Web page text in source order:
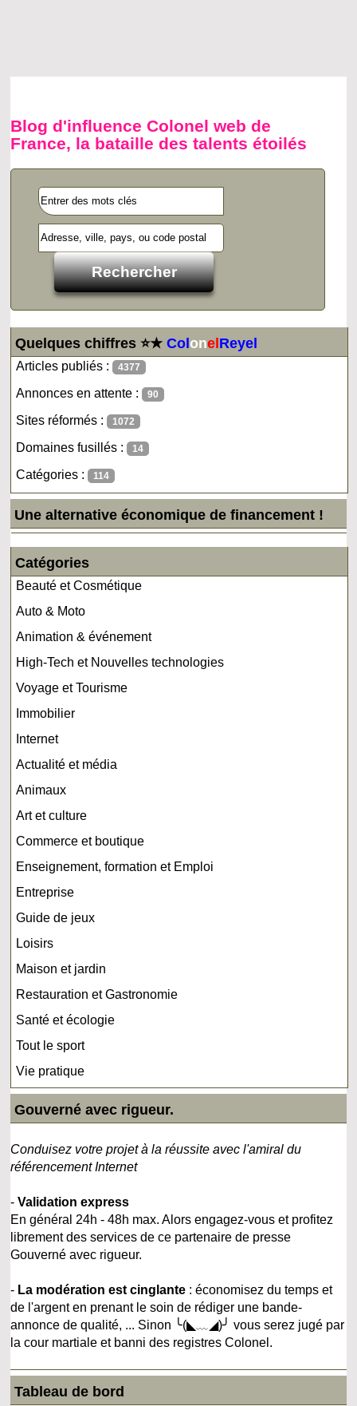
Blog d'influence Colonel web de
France, la bataille des talents étoilés
Quelques chiffres ⭐★ColonelReyel
Articles publiés : 4377
Annonces en attente : 90
Sites réformés : 1072
Domaines fusillés : 14
Catégories : 114
Une alternative économique de financement !
Catégories
Beauté et Cosmétique
Auto & Moto
Animation & événement
High-Tech et Nouvelles technologies
Voyage et Tourisme
Immobilier
Internet
Actualité et média
Animaux
Art et culture
Commerce et boutique
Enseignement, formation et Emploi
Entreprise
Guide de jeux
Loisirs
Maison et jardin
Restauration et Gastronomie
Santé et écologie
Tout le sport
Vie pratique
Gouverné avec rigueur.
Conduisez votre projet à la réussite avec l'amiral du
référencement Internet
-Validation express
En général 24h - 48h max. Alors engagez-vous et profitez
librement des services de ce partenaire de presse
Gouverné avec rigueur.
- La modération est cinglante : économisez du temps et
de l'argent en prenant le soin de rédiger une bande-
annonce de qualité, ... Sinon ╰(◣﹏◢)╯ vous serez jugé par
la cour martiale et banni des registres Colonel.
Tableau de bord